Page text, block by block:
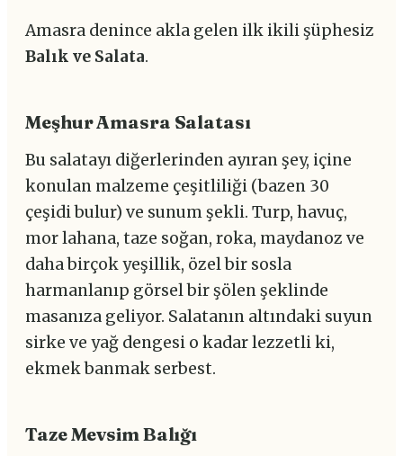
Amasra denince akla gelen ilk ikili şüphesiz
Balık ve Salata.
Meşhur Amasra Salatası
Bu salatayı diğerlerinden ayıran şey, içine
konulan malzeme çeşitliliği (bazen 30
çeşidi bulur) ve sunum şekli. Turp, havuç,
mor lahana, taze soğan, roka, maydanoz ve
daha birçok yeşillik, özel bir sosla
harmanlanıp görsel bir şölen şeklinde
masanıza geliyor. Salatanın altındaki suyun
sirke ve yağ dengesi o kadar lezzetli ki,
ekmek banmak serbest.
Taze Mevsim Balığı